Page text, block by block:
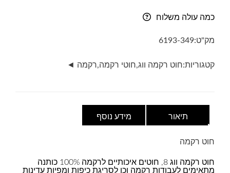
ווג
כמה עולה משלוח
מק"ט:6193-349
קטגוריות:חוט רקמה ווג,חוטי רקמה,רקמה ◄
תיאור מידע נוסף
חוט רקמה
חוט רקמה ווג 8, חוטים איכותיים לרקמה 100% כותנה
מתאימים לעבודות רקמה וכן לסריגת כיפות ומפיות עדינות